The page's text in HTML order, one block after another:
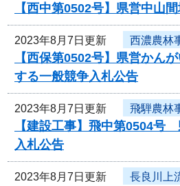
【西中第0502号】県営中
2023年8月7日更新 西濃農林
【西保第0502号】県営か
する一般競争入札公告
2023年8月7日更新 飛騨農林
【建設工事】飛中第0504
入札公告
2023年8月7日更新 長良川上